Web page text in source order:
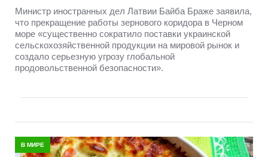
Министр иностранных дел Латвии Байба Браже заявила,
что прекращение работы зернового коридора в Черном
море «существенно сократило поставки украинской
сельскохозяйственной продукции на мировой рынок и
создало серьезную угрозу глобальной
продовольственной безопасности».
В МИРЕ